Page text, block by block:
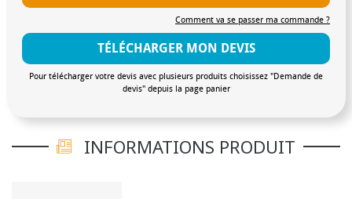
Comment va se passer ma commande ?
TÉLÉCHARGER MON DEVIS
Pour télécharger votre devis avec plusieurs produits choisissez "Demande de
devis" depuis la page panier
INFORMATIONS PRODUIT